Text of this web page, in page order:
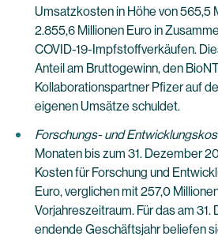
Umsatzkosten in Höhe von 565,5
2.855,6 Millionen Euro in
COVID-19-Impfstoffverkäufen.
Anteil am Bruttogewinn, den
Kollaborationspartner Pfizer auf
eigenen Umsätze schuldet.
Forschungs- und
Monaten bis zum 31. Dezember
Kosten für Forschung und
Euro, verglichen mit 257,0
Vorjahreszeitraum. Für das am 31.
endende Geschäftsjahr beliefen